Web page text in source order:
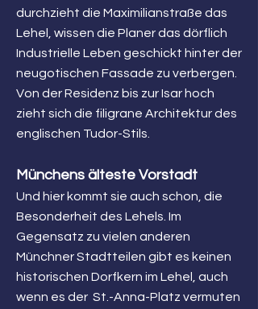
durchzieht die Maximilianstraße das
Lehel, wissen die Planer das dörflich
Industrielle Leben geschickt hinter der
neugotischen Fassade zu verbergen.
Von der Residenz bis zur Isar hoch
zieht sich die filigrane Architektur des
englischen Tudor-Stils.
Münchens älteste Vorstadt
Und hier kommt sie auch schon, die
Besonderheit des Lehels. Im
Gegensatz zu vielen anderen
Münchner Stadtteilen gibt es keinen
historischen Dorfkern im Lehel, auch
wenn es der St.-Anna-Platz vermuten